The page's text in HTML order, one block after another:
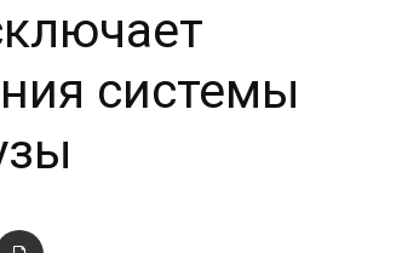
системы